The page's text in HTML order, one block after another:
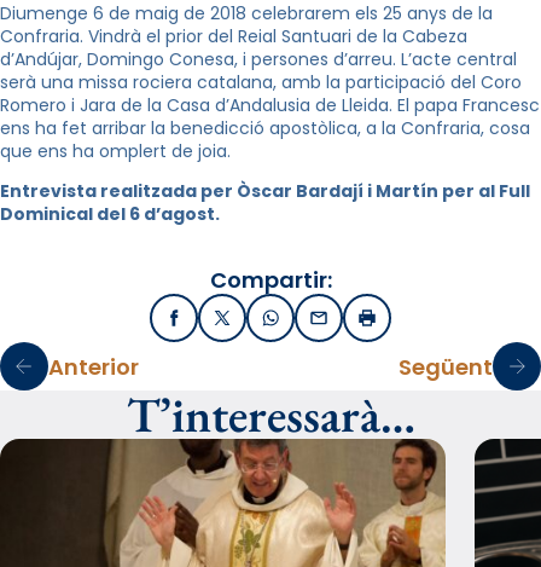
Diumenge 6 de maig de 2018 celebrarem els 25 anys de la
Confraria. Vindrà el prior del Reial Santuari de la Cabeza
d’Andújar, Domingo Conesa, i persones d’arreu. L’acte central
serà una missa rociera catalana, amb la participació del Coro
Romero i Jara de la Casa d’Andalusia de Lleida. El papa Francesc
ens ha fet arribar la benedicció apostòlica, a la Confraria, cosa
que ens ha omplert de joia.
Entrevista realitzada per Òscar Bardají i Martín per al Full
Dominical del 6 d’agost.
Compartir:
FacebookX / TwitterWhatsApp
EmailImprimir
Anterior Següent
T’interessarà…